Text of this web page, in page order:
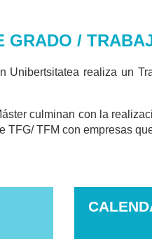
GRADO /
Unibertsitatea realiza un
culminan con la
TFG/ TFM con empresas